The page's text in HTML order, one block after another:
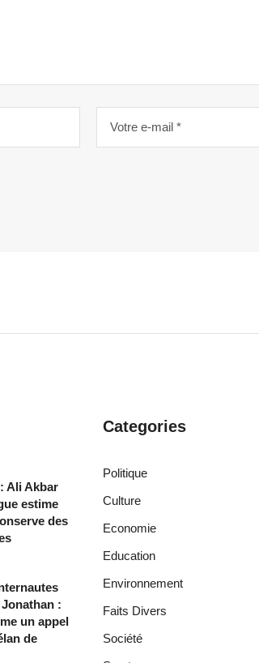
Ali Akbar
estime
des
:
un appel
de
Categories
Politique
Culture
Economie
Education
Environnement
Faits Divers
Société